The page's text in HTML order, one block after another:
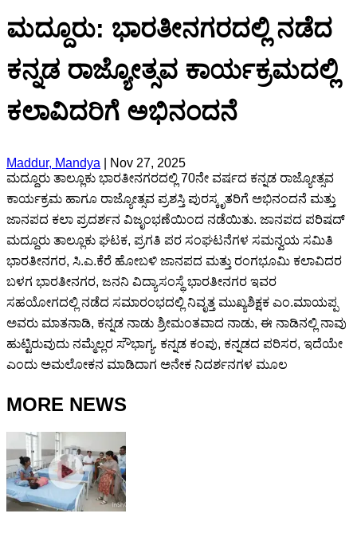
ಮದ್ದೂರು: ಭಾರತೀನಗರದಲ್ಲಿ ನಡೆದ
ಕನ್ನಡ ರಾಜ್ಯೋತ್ಸವ ಕಾರ್ಯಕ್ರಮದಲ್ಲಿ
ಕಲಾವಿದರಿಗೆ ಅಭಿನಂದನೆ
Maddur, Mandya
Nov 27, 2025
ಮದ್ದೂರು ತಾಲ್ಲೂಕು ಭಾರತೀನಗರದಲ್ಲಿ 70ನೇ ವರ್ಷದ ಕನ್ನಡ ರಾಜ್ಯೋತ್ಸವ
ಕಾರ್ಯಕ್ರಮ ಹಾಗೂ ರಾಜ್ಯೋತ್ಸವ ಪ್ರಶಸ್ತಿ ಪುರಸ್ಕೃತರಿಗೆ ಅಭಿನಂದನೆ ಮತ್ತು
ಜಾನಪದ ಕಲಾ ಪ್ರದರ್ಶನ ವಿಜೃಂಭಣೆಯಿಂದ ನಡೆಯಿತು. ಜಾನಪದ ಪರಿಷದ್
ಮದ್ದೂರು ತಾಲ್ಲೂಕು ಘಟಕ, ಪ್ರಗತಿ ಪರ ಸಂಘಟನೆಗಳ ಸಮನ್ವಯ ಸಮಿತಿ
ಭಾರತೀನಗರ, ಸಿ.ಎ.ಕೆರೆ ಹೋಬಳಿ ಜಾನಪದ ಮತ್ತು ರಂಗಭೂಮಿ ಕಲಾವಿದರ
ಬಳಗ ಭಾರತೀನಗರ, ಜನನಿ ವಿದ್ಯಾಸಂಸ್ಥೆ ಭಾರತೀನಗರ ಇವರ
ಸಹಯೋಗದಲ್ಲಿ ನಡೆದ ಸಮಾರಂಭದಲ್ಲಿ ನಿವೃತ್ತ ಮುಖ್ಯಶಿಕ್ಷಕ ಎಂ.ಮಾಯಪ್ಪ
ಅವರು ಮಾತನಾಡಿ, ಕನ್ನಡ ನಾಡು ಶ್ರೀಮಂತವಾದ ನಾಡು, ಈ ನಾಡಿನಲ್ಲಿ ನಾವು
ಹುಟ್ಟಿರುವುದು ನಮ್ಮೆಲ್ಲರ ಸೌಭಾಗ್ಯ. ಕನ್ನಡ ಕಂಪು, ಕನ್ನಡದ ಪರಿಸರ, ಇದೆಯೇ
ಎಂದು ಅಮಲೋಕನ ಮಾಡಿದಾಗ ಅನೇಕ ನಿದರ್ಶನಗಳ ಮೂಲ
MORE NEWS